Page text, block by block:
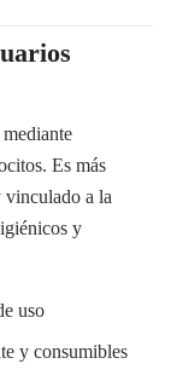
Es más
vinculado a la
y
uso
y consumibles